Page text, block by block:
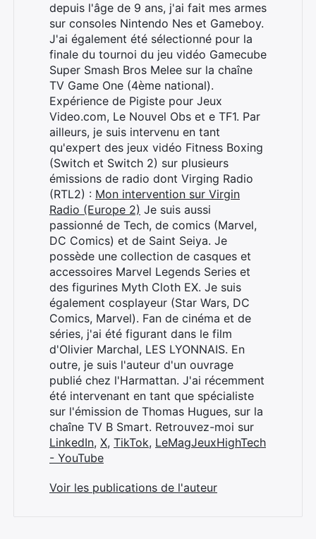
depuis l'âge de 9 ans, j'ai fait mes armes
sur consoles Nintendo Nes et Gameboy.
J'ai également été sélectionné pour la
finale du tournoi du jeu vidéo Gamecube
Super Smash Bros Melee sur la chaîne
TV Game One (4ème national).
Expérience de Pigiste pour Jeux
Video.com, Le Nouvel Obs et e TF1. Par
ailleurs, je suis intervenu en tant
qu'expert des jeux vidéo Fitness Boxing
(Switch et Switch 2) sur plusieurs
émissions de radio dont Virging Radio
(RTL2) : Mon intervention sur Virgin
Radio (Europe 2) Je suis aussi
passionné de Tech, de comics (Marvel,
DC Comics) et de Saint Seiya. Je
possède une collection de casques et
accessoires Marvel Legends Series et
des figurines Myth Cloth EX. Je suis
également cosplayeur (Star Wars, DC
Comics, Marvel). Fan de cinéma et de
séries, j'ai été figurant dans le film
d'Olivier Marchal, LES LYONNAIS. En
outre, je suis l'auteur d'un ouvrage
publié chez l'Harmattan. J'ai récemment
été intervenant en tant que spécialiste
sur l'émission de Thomas Hugues, sur la
chaîne TV B Smart. Retrouvez-moi sur
LinkedIn, X, TikTok, LeMagJeuxHighTech
- YouTube
Voir les publications de l'auteur